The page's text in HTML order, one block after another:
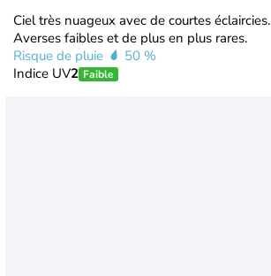
Ciel très nuageux avec de courtes éclaircies.
Averses faibles et de plus en plus rares.
Risque de pluie
50 %
Indice UV2 Faible